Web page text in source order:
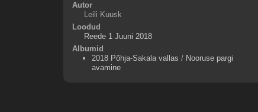
Autor
Leili Kuusk
Loodud
Reede 1 Juuni 2018
Albumid
2018 Põhja-Sakala vallas / Nooruse pargi
avamine